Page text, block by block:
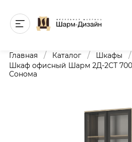
Главная / Каталог / Шкафы /
Шкаф офисный Шарм 2Д-2СТ
Сонома